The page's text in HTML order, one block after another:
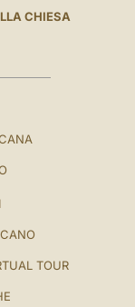
CHIESA
TOUR